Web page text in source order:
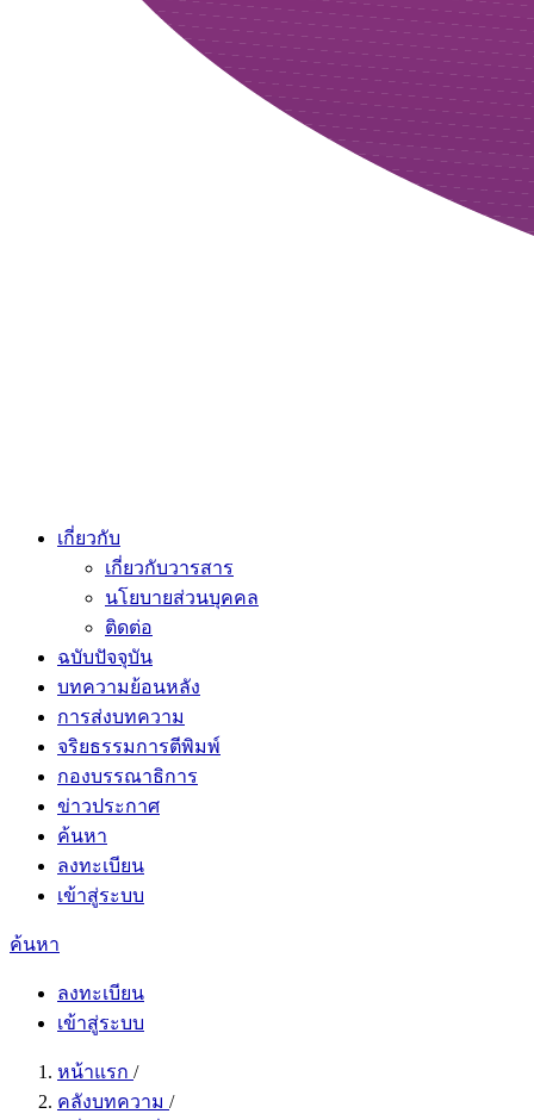
เกี่ยวกับ
เกี่ยวกับวารสาร
นโยบายส่วนบุคคล
ติดต่อ
ฉบับปัจจุบัน
บทความย้อนหลัง
การส่งบทความ
จริยธรรมการตีพิมพ์
กองบรรณาธิการ
ข่าวประกาศ
ค้นหา
ลงทะเบียน
เข้าสู่ระบบ
ค้นหา
ลงทะเบียน
เข้าสู่ระบบ
หน้าแรก /
คลังบทความ /